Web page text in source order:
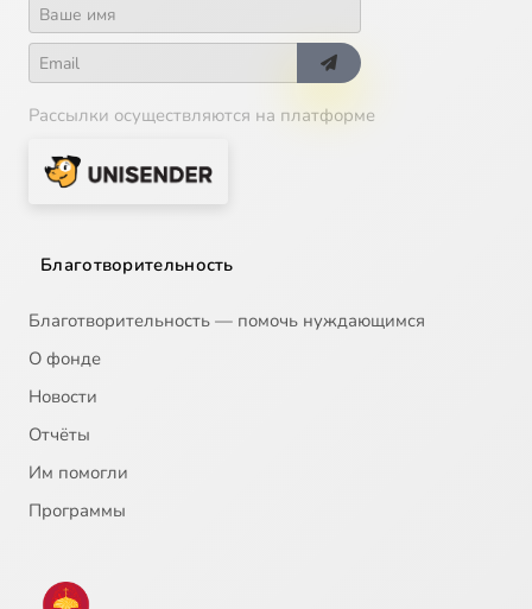
Рассылки осуществляются на платформе
Благотворительность
Благотворительность — помочь нуждающимся
О фонде
Новости
Отчёты
Им помогли
Программы